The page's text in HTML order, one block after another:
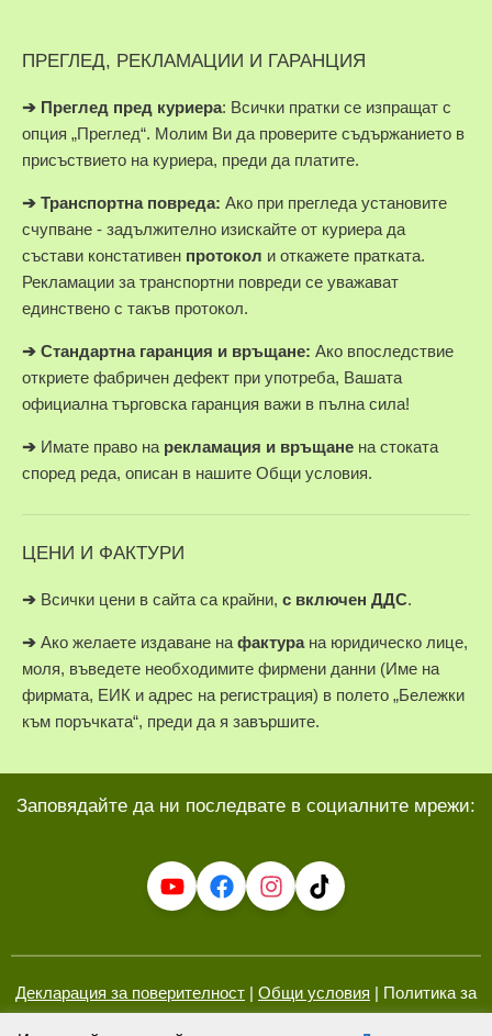
ПРЕГЛЕД, РЕКЛАМАЦИИ И ГАРАНЦИЯ
➔ Преглед пред куриера: Всички пратки се изпращат с
опция „Преглед“. Молим Ви да проверите съдържанието в
присъствието на куриера, преди да платите.
➔ Транспортна повреда: Ако при прегледа установите
счупване - задължително изискайте от куриера да
състави констативен протокол и откажете пратката.
Рекламации за транспортни повреди се уважават
единствено с такъв протокол.
➔ Стандартна гаранция и връщане: Ако впоследствие
откриете фабричен дефект при употреба, Вашата
официална търговска гаранция важи в пълна сила!
➔ Имате право на рекламация и връщане на стоката
според реда, описан в нашите Общи условия.
ЦЕНИ И ФАКТУРИ
➔ Всички цени в сайта са крайни, с включен ДДС.
➔ Ако желаете издаване на фактура на юридическо лице,
моля, въведете необходимите фирмени данни (Име на
фирмата, ЕИК и адрес на регистрация) в полето „Бележки
към поръчката“, преди да я завършите.
Заповядайте да ни последвате в социалните мрежи:
Декларация за поверителност | Общи условия | Политика за
бисквитки (ЕС)